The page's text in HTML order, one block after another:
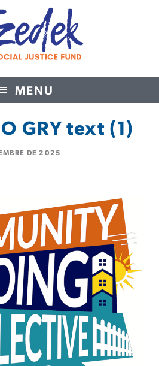
MENU
Justice Fund
GRY text (1)
DE 2025